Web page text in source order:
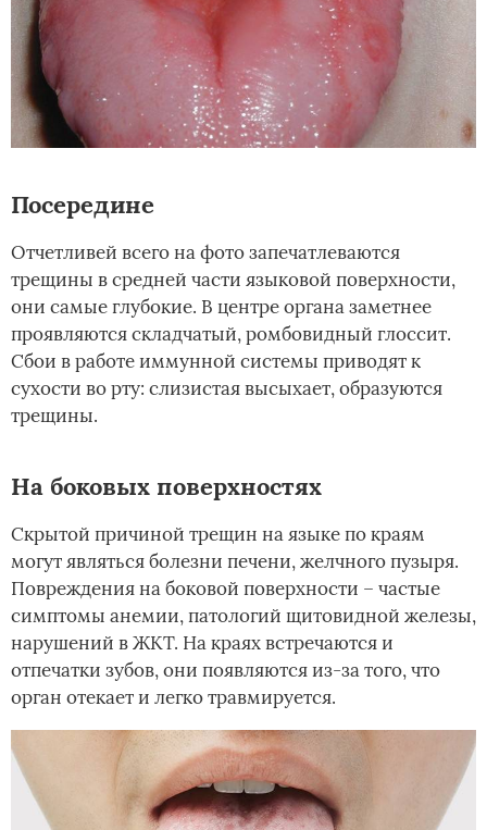
Посередине
Отчетливей всего на фото запечатлеваются
трещины в средней части языковой поверхности,
они самые глубокие. В центре органа заметнее
проявляются складчатый, ромбовидный глоссит.
Сбои в работе иммунной системы приводят к
сухости во рту: слизистая высыхает, образуются
трещины.
На боковых поверхностях
Скрытой причиной трещин на языке по краям
могут являться болезни печени, желчного пузыря.
Повреждения на боковой поверхности – частые
симптомы анемии, патологий щитовидной железы,
нарушений в ЖКТ. На краях встречаются и
отпечатки зубов, они появляются из-за того, что
орган отекает и легко травмируется.